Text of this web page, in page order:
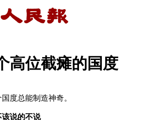
高位截瘫的国度
度总能制造神奇。
说的不说